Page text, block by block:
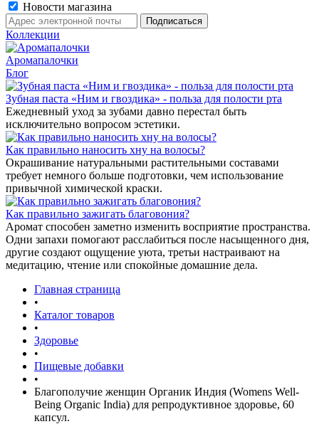
Новости магазина
Коллекции
Аромапалочки
Блог
Зубная паста «Ним и гвоздика» - польза для полости рта
Ежедневный уход за зубами давно перестал быть
исключительно вопросом эстетики.
Как правильно наносить хну на волосы?
Окрашивание натуральными растительными составами
требует немного больше подготовки, чем использование
привычной химической краски.
Как правильно зажигать благовония?
Аромат способен заметно изменить восприятие пространства.
Одни запахи помогают расслабиться после насыщенного дня,
другие создают ощущение уюта, третьи настраивают на
медитацию, чтение или спокойные домашние дела.
Главная страница
•
Каталог товаров
•
Здоровье
•
Пищевые добавки
•
Благополучие женщин Органик Индия (Womens Well-
Being Organic India) для репродуктивное здоровье, 60
капсул.